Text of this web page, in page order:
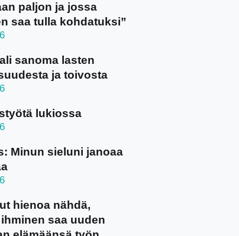
paljon ja jossa
saa tulla kohdatuksi”
sanoma lasten
ja toivosta
lukiossa
Minun sieluni janoaa
hienoa nähdä,
saa uuden